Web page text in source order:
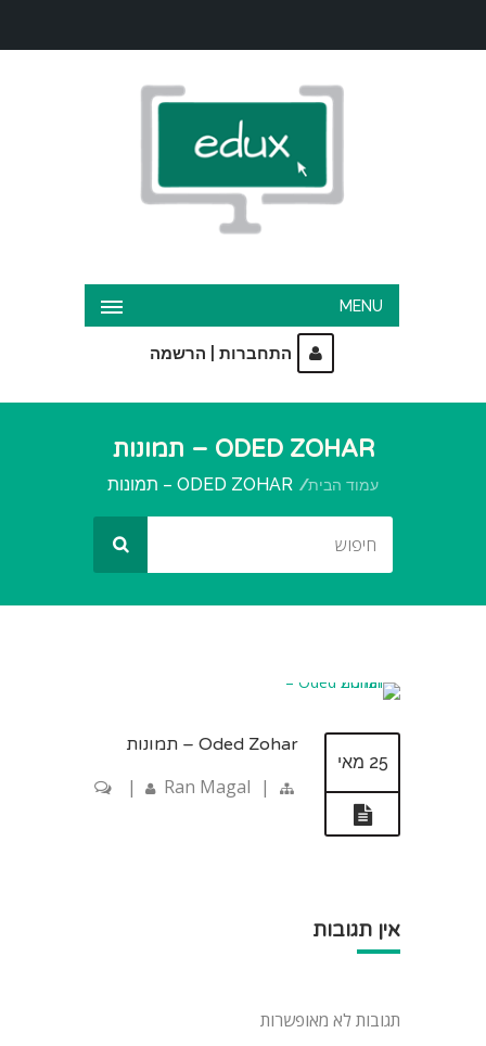
MENU
התחברות הרשמה
ODED ZOHAR – תמונות
עמוד הבית ODED ZOHAR – תמונות
25 מאי
Oded Zohar – תמונות
Ran Magal |
|
אין תגובות
תגובות לא מאופשרות